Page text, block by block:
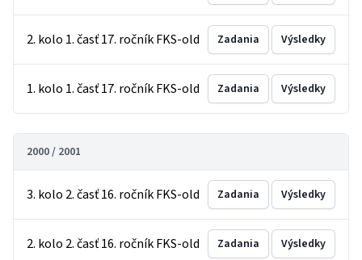
2. kolo 1. časť 17. ročník FKS-old Zadania Výsledky
1. kolo 1. časť 17. ročník FKS-old Zadania Výsledky
2000 / 2001
3. kolo 2. časť 16. ročník FKS-old Zadania Výsledky
2. kolo 2. časť 16. ročník FKS-old Zadania Výsledky